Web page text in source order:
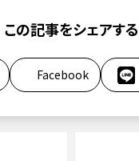
この記事をシェアする
Facebook